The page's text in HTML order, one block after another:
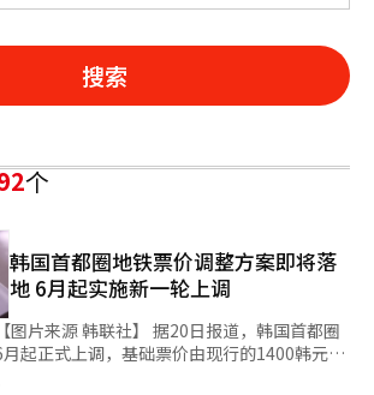
搜索
个
韩国首都圈地铁票价调整方案即将落
地 6月起实施新一轮上调
社】 据20日报道，韩国首都圈
起正式上调，基础票价由现行的1400韩元
整为1550韩元，上调150韩元。随着京畿道